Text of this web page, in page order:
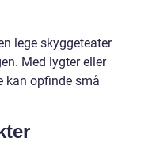
lege skyggeteater
Med lygter eller
kan opfinde små